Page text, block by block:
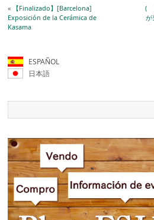
« 【Finalizado】[Barcelona]
Exposición de la Cerámica de
Kasama
(
が
ESPAÑOL
日本語